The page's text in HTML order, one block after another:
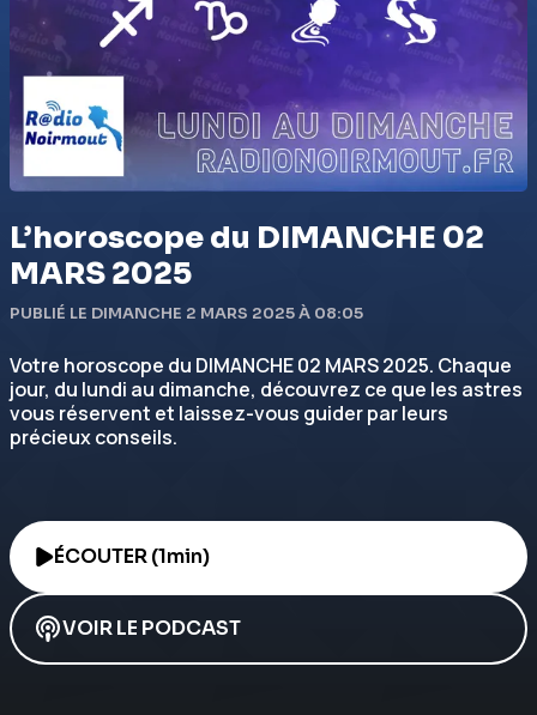
L’horoscope du DIMANCHE 02
MARS 2025
PUBLIÉ LE DIMANCHE 2 MARS 2025 À 08:05
Votre horoscope du DIMANCHE 02 MARS 2025. Chaque
jour, du lundi au dimanche, découvrez ce que les astres
vous réservent et laissez-vous guider par leurs
précieux conseils.
ÉCOUTER (1min)
VOIR LE PODCAST